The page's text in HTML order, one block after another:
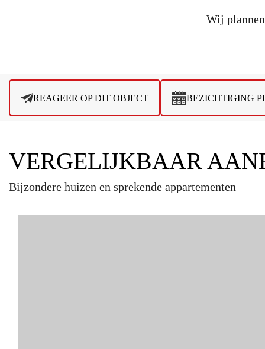
Wij
REAGEER OP DIT OBJECT BEZICHTIGING
VERGELIJKBAAR
Bijzondere huizen en sprekende appartementen